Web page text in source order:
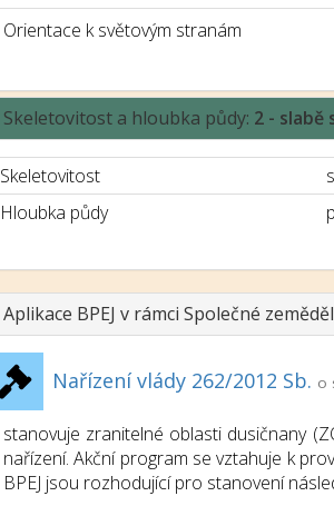
Orientace k světovým stranám
Skeletovitost a hloubka půdy: 2 -
Skeletovitost
Hloubka půdy
Aplikace BPEJ v rámci Společné
Nařízení vlády 262/2012 Sb. o
stanovuje zranitelné oblasti dusičnany
nařízení. Akční program se vztahuje k
BPEJ jsou rozhodující pro stanovení